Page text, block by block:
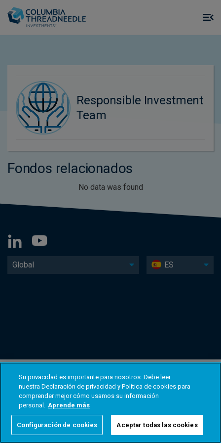
Responsible Investment
Team
Fondos relacionados
No data was found
Global ES
Su privacidad es importante para nosotros. Debe leer
nuestra Declaración de privacidad y Política de cookies para
comprender mejor cómo usamos su información
personal. Aprende más
Configuración de cookies Aceptar todas las cookies